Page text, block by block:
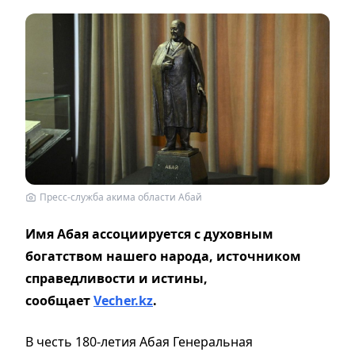
Пресс-служба акима области Абай
Имя Абая ассоциируется с духовным
богатством нашего народа, источником
справедливости и истины,
сообщаетVecher.kz.
В честь 180-летия Абая Генеральная